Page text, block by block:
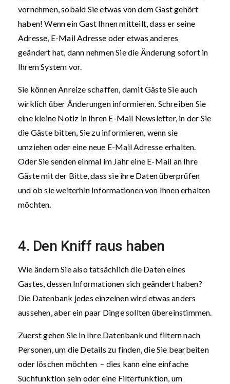
vornehmen, sobald Sie etwas von dem Gast gehört
haben! Wenn ein Gast Ihnen mitteilt, dass er seine
Adresse, E-Mail Adresse oder etwas anderes
geändert hat, dann nehmen Sie die Änderung sofort in
Ihrem System vor.
Sie können Anreize schaffen, damit Gäste Sie auch
wirklich über Änderungen informieren. Schreiben Sie
eine kleine Notiz in Ihren E-Mail Newsletter, in der Sie
die Gäste bitten, Sie zu informieren, wenn sie
umziehen oder eine neue E-Mail Adresse erhalten.
Oder Sie senden einmal im Jahr eine E-Mail an Ihre
Gäste mit der Bitte, dass sie ihre Daten überprüfen
und ob sie weiterhin Informationen von Ihnen erhalten
möchten.
4. Den Kniff raus haben
Wie ändern Sie also tatsächlich die Daten eines
Gastes, dessen Informationen sich geändert haben?
Die Datenbank jedes einzelnen wird etwas anders
aussehen, aber ein paar Dinge sollten übereinstimmen.
Zuerst gehen Sie in Ihre Datenbank und filtern nach
Personen, um die Details zu finden, die Sie bearbeiten
oder löschen möchten – dies kann eine einfache
Suchfunktion sein oder eine Filterfunktion, um